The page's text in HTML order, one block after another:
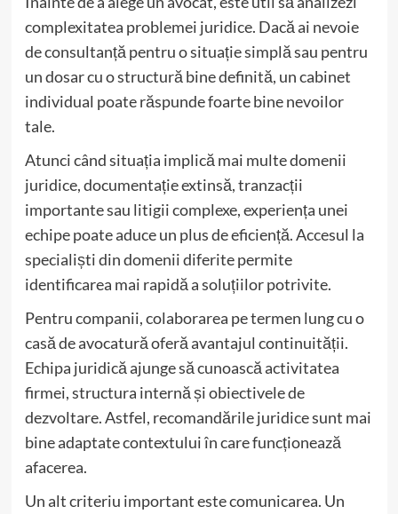
complexitatea problemei juridice. Dacă ai nevoie
de consultanță pentru o situație simplă sau pentru
un dosar cu o structură bine definită, un cabinet
individual poate răspunde foarte bine nevoilor
tale.
Atunci când situația implică mai multe domenii
juridice, documentație extinsă, tranzacții
importante sau litigii complexe, experiența unei
echipe poate aduce un plus de eficiență. Accesul la
specialiști din domenii diferite permite
identificarea mai rapidă a soluțiilor potrivite.
Pentru companii, colaborarea pe termen lung cu o
casă de avocatură oferă avantajul continuității.
Echipa juridică ajunge să cunoască activitatea
firmei, structura internă și obiectivele de
dezvoltare. Astfel, recomandările juridice sunt mai
bine adaptate contextului în care funcționează
afacerea.
Un alt criteriu important este comunicarea. Un